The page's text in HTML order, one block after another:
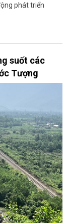
phát triển
suốt các
Tượng